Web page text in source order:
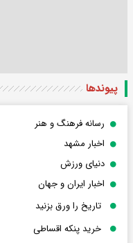
پیوندها
رسانه فرهنگ و هنر
اخبار مشهد
دنیای ورزش
اخبار ایران و جهان
تاریخ را ورق بزنید
خرید پنکه اقساطی